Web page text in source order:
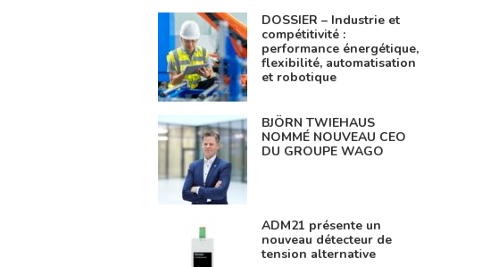
DOSSIER – Industrie et
compétitivité :
performance énergétique,
flexibilité, automatisation
et robotique
BJÖRN TWIEHAUS
NOMMÉ NOUVEAU CEO
DU GROUPE WAGO
ADM21 présente un
nouveau détecteur de
tension alternative